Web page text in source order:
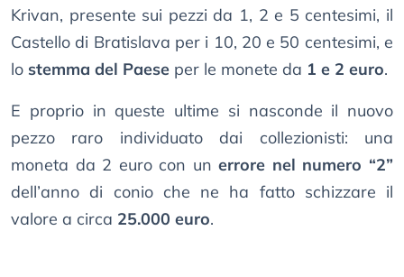
Krivan, presente sui pezzi da 1, 2 e 5 centesimi, il
Castello di Bratislava per i 10, 20 e 50 centesimi, e
lo stemma del Paese per le monete da 1 e 2 euro.
E proprio in queste ultime si nasconde il nuovo
pezzo raro individuato dai collezionisti: una
moneta da 2 euro con unerrore nel numero “2”
dell’anno di conio che ne ha fatto schizzare il
valore a circa 25.000 euro.